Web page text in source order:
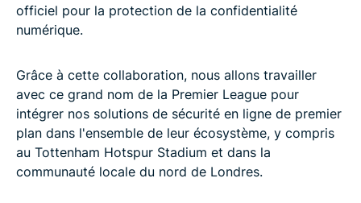
officiel pour la protection de la confidentialité
numérique.
Grâce à cette collaboration, nous allons travailler
avec ce grand nom de la Premier League pour
intégrer nos solutions de sécurité en ligne de premier
plan dans l'ensemble de leur écosystème, y compris
au Tottenham Hotspur Stadium et dans la
communauté locale du nord de Londres.